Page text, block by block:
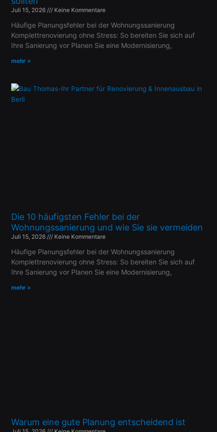
Juli 15, 2026 Keine Kommentare
Häufige Planungsfehler bei der Wohnungssanierung
Komplettrenovierung ohne Stress: So bereiten Sie sich auf
Ihre Sanierung vor Planen Sie eine Modernisierung,
mehr »
Die 10 häufigsten Fehler bei der
Wohnungssanierung und wie Sie sie vermeiden
Juli 15, 2026 Keine Kommentare
Häufige Planungsfehler bei der Wohnungssanierung
Komplettrenovierung ohne Stress: So bereiten Sie sich auf
Ihre Sanierung vor Planen Sie eine Modernisierung,
mehr »
Warum eine gute Planung entscheidend ist